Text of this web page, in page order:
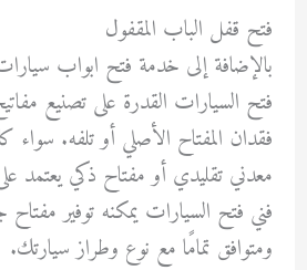
فتح قفل الباب المقفول
بالإضافة إلى خدمة فتح ابواب
فتح السيارات القدرة على تصنيع
فقدان المفتاح الأصلي أو تلفه. سواء
معدني تقليدي أو مفتاح ذكي يعتمد
فني فتح السيارات يمكنه توفير
ومتوافق تمامًا مع نوع وطراز سيارتك.